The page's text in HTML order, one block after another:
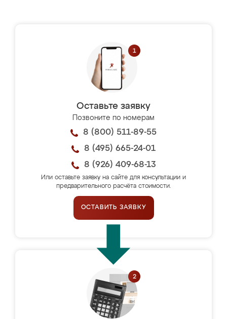
Оставьте заявку
Позвоните по номерам
8 (800) 511-89-55
8 (495) 665-24-01
8 (926) 409-68-13
Или оставьте заявку на сайте для консультации и
предварительного расчёта стоимости.
ОСТАВИТЬ ЗАЯВКУ